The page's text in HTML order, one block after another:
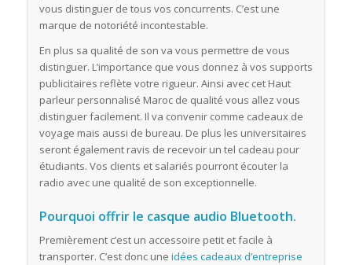
vous distinguer de tous vos concurrents. C’est une
marque de notoriété incontestable.
En plus sa qualité de son va vous permettre de vous
distinguer. L’importance que vous donnez à vos supports
publicitaires reflète votre rigueur. Ainsi avec cet Haut
parleur personnalisé Maroc de qualité vous allez vous
distinguer facilement. Il va convenir comme cadeaux de
voyage mais aussi de bureau. De plus les universitaires
seront également ravis de recevoir un tel cadeau pour
étudiants. Vos clients et salariés pourront écouter la
radio avec une qualité de son exceptionnelle.
Pourquoi offrir le casque audio Bluetooth.
Premièrement c’est un accessoire petit et facile à
transporter. C’est donc une idées cadeaux d’entreprise